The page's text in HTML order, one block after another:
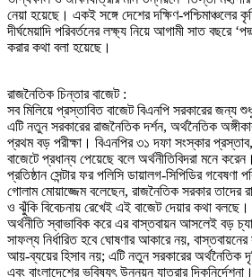
নেয়া হয়েছে। একই সঙ্গে দেশের দক্ষিণ-পশ্চিমাঞ্চলের
দীর্ঘমেয়াদি পরিবর্তনের লক্ষ্য নিয়ে আগামী সাত বছরে
করার কথা বলা হয়েছে।
রাজনৈতিক চিন্তার বাজেট :
সব মিলিয়ে প্রস্তাবিত বাজেট বিএনপি সরকারের জন্য
এটি নতুন সরকারের রাজনৈতিক দর্শন, অর্থনৈতিক
প্রথম বড় পরীক্ষা। বিএনপির ৩১ দফা সংস্কার প্রস্তাব,
বাজেটে প্রধান্য পেয়েছে বলে অর্থনীতিবিদরা মনে
প্রতিষ্ঠান সেন্টার ফর পলিসি ডায়ালগ-সিপিডির গবেষণা
গোলাম মোয়াজ্জেম বলেছেন, রাজনৈতিক সরকার তাদের
ও ঝুঁকি বিবেচনায় রেখেই এই বাজেট দেয়ার কথা
অর্থনীতি স্বাভাবিক করে এর বাস্তবায়ন আসলেই বড়
সাফল্য নির্ধারিত হবে ঘোষণার আকারে নয়,
আয়-ব্যয়ের হিসাব নয়; এটি নতুন সরকারের অর্থনৈতিক
এবং বাংলাদেশের ভবিষ্যৎ উন্নয়ন যাত্রার দিকনির্দেশনা।